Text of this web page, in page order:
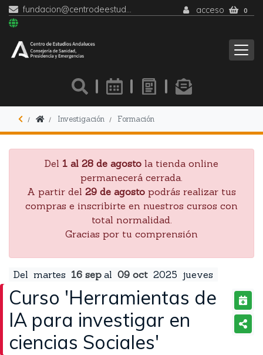
fundacion@centrodeestudiosandaluces.es acceso 0
Investigación Formación
Del 1 al 28 de agosto la tienda online
permanecerá cerrada.
A partir del 29 de agosto podrás realizar tus
compras e inscribirte en nuestros cursos con
total normalidad.
Gracias por tu comprensión
Del martes 16 sep al 09 oct 2025 jueves
Curso 'Herramientas de
IA para investigar en
ciencias Sociales'